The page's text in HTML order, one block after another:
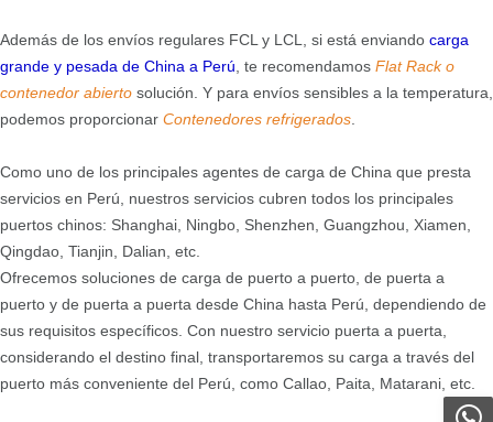
Además de los envíos regulares FCL y LCL, si está enviando carga
grande y pesada de China a Perú , te recomendamos Flat Rack o
contenedor abierto solución. Y para envíos sensibles a la temperatura,
podemos proporcionar Contenedores refrigerados
Como uno de los principales agentes de carga de China que presta
servicios en Perú, nuestros servicios cubren todos los principales
puertos chinos: Shanghai, Ningbo, Shenzhen, Guangzhou, Xiamen,
Qingdao, Tianjin, Dalian, etc.
Ofrecemos soluciones de carga de puerto a puerto, de puerta a
puerto y de puerta a puerta desde China hasta Perú, dependiendo de
sus requisitos específicos. Con nuestro servicio puerta a puerta,
considerando el destino final, transportaremos su carga a través del
puerto más conveniente del Perú, como Callao, Paita, Matarani, etc.